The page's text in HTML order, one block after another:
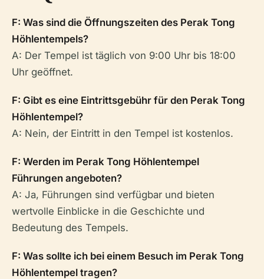
F: Was sind die Öffnungszeiten des Perak Tong
Höhlentempels?
A: Der Tempel ist täglich von 9:00 Uhr bis 18:00
Uhr geöffnet.
F: Gibt es eine Eintrittsgebühr für den Perak Tong
Höhlentempel?
A: Nein, der Eintritt in den Tempel ist kostenlos.
F: Werden im Perak Tong Höhlentempel
Führungen angeboten?
A: Ja, Führungen sind verfügbar und bieten
wertvolle Einblicke in die Geschichte und
Bedeutung des Tempels.
F: Was sollte ich bei einem Besuch im Perak Tong
Höhlentempel tragen?